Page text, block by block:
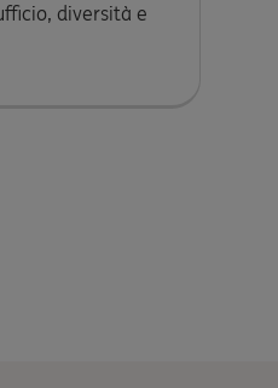
diversità e